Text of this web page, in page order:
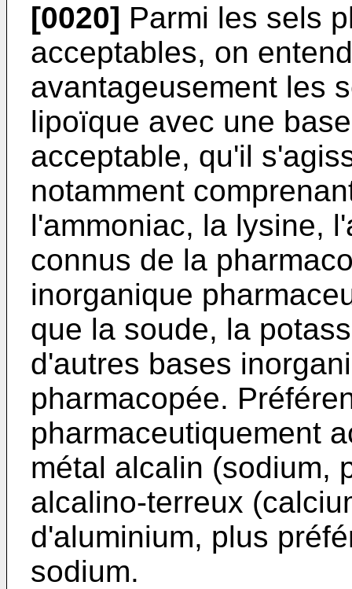
[0020] Parmi les sels
acceptables, on
avantageusement les
lipoïque avec une
acceptable, qu'il
notamment
l'ammoniac, la lysine,
connus de la
inorganique
que la soude, la
d'autres bases
pharmacopée.
pharmaceutiquement
métal alcalin (sodium,
alcalino-terreux
d'aluminium, plus
sodium.